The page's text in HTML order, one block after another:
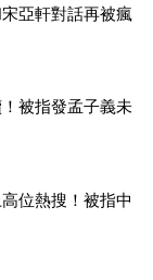
亞軒對話再被瘋
被指發孟子義未
位熱搜！被指中